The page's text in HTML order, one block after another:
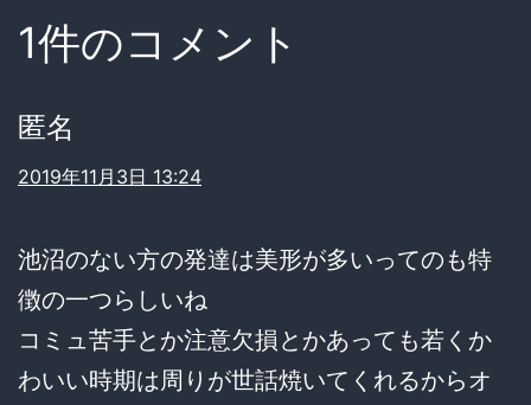
1件のコメント
匿名
2019年11月3日 13:24
池沼のない方の発達は美形が多いってのも特
徴の一つらしいね
コミュ苦手とか注意欠損とかあっても若くか
わいい時期は周りが世話焼いてくれるからオ